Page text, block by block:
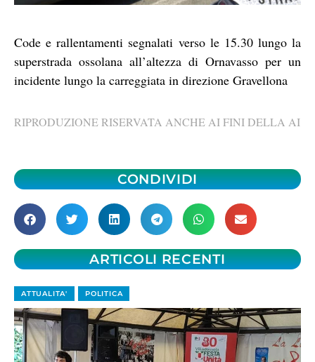
Code e rallentamenti segnalati verso le 15.30 lungo la
superstrada ossolana all’altezza di Ornavasso per un
incidente lungo la carreggiata in direzione Gravellona
RIPRODUZIONE RISERVATA ANCHE AI FINI DELLA AI
CONDIVIDI
ARTICOLI RECENTI
ATTUALITA' POLITICA